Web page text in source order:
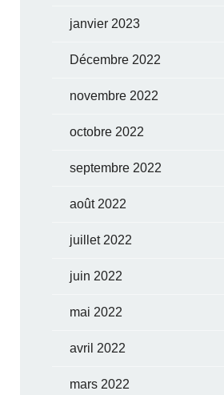
janvier 2023
Décembre 2022
novembre 2022
octobre 2022
septembre 2022
août 2022
juillet 2022
juin 2022
mai 2022
avril 2022
mars 2022